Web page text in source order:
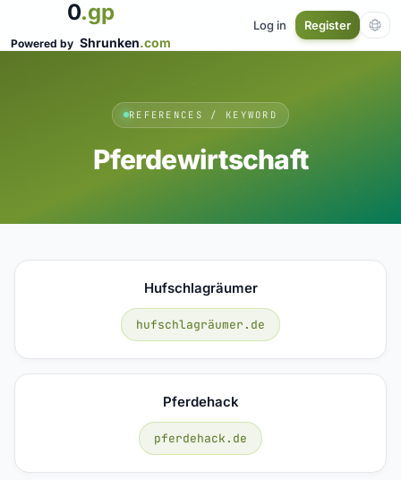
0.gp
Powered by Shrunken.com
Log in Register
REFERENCES / KEYWORD
Pferdewirtschaft
Hufschlagräumer
hufschlagräumer.de
Pferdehack
pferdehack.de